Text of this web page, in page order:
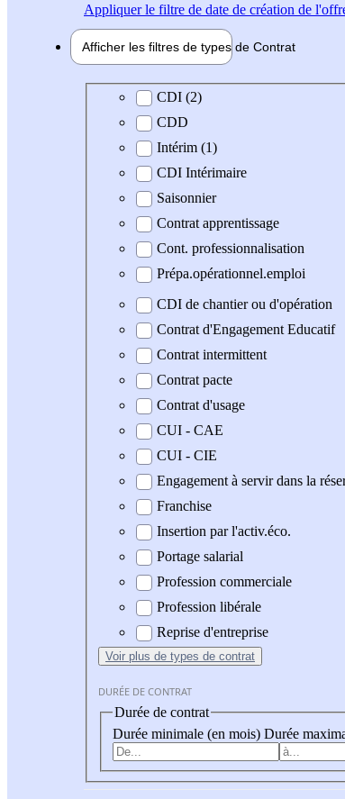
Appliquerle filtre de date de création de
Afficher les filtres de types de Contrat
Type de contrat
CDI (2)
CDD
Intérim (1)
CDI Intérimaire
Saisonnier
Contrat apprentissage
Cont. professionnalisation
Prépa.opérationnel.emploi
CDI de chantier ou d'opération
Contrat d'Engagement Educatif
Contrat intermittent
Contrat pacte
Contrat d'usage
CUI - CAE
CUI - CIE
Engagement à servir dans la
Franchise
Insertion par l'activ.éco.
Portage salarial
Profession commerciale
Profession libérale
Reprise d'entreprise
Voir plus de types de contrat
DURÉE DE CONTRAT
Durée de contrat
Durée minimale (en mois) Durée